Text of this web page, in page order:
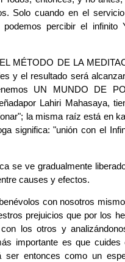
Solo cuando en el
podemos percibir el
MÉTODO DE LA
y el resultado será
UN MUNDO DE
Lahiri Mahasaya,
la misma raíz está en
significa: "unión con el
se ve gradualmente
causes y efectos.
con nosotros
prejuicios que por los
los otros y
importante es que cuides
ser entonces como un